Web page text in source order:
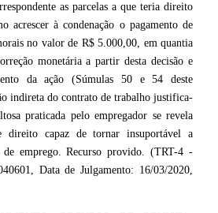
as parcelas a que teria direito
acrescer à condenação o pagamento de
no valor de R$ 5.000,00, em quantia
monetária a partir desta decisão e
da ação (Súmulas 50 e 54 deste
indireta do contrato de trabalho justifica-
praticada pelo empregador se revela
direito capaz de tornar insuportável a
emprego. Recurso provido. (TRT-4 -
Data de Julgamento: 16/03/2020,